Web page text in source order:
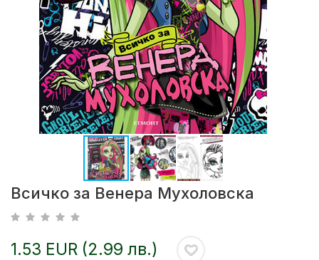
Всичко за Венера Мухоловска
1.53 EUR (2.99 лв.)